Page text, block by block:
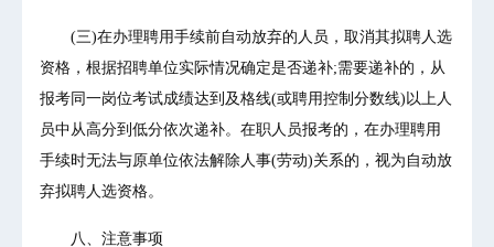
(三)在办理聘用手续前自动放弃的人员，取消其拟聘人选
资格，根据招聘单位实际情况确定是否递补;需要递补的，从
报考同一岗位考试成绩达到及格线(或聘用控制分数线)以上人
员中从高分到低分依次递补。在职人员报考的，在办理聘用
手续时无法与原单位依法解除人事(劳动)关系的，视为自动放
弃拟聘人选资格。
八、注意事项